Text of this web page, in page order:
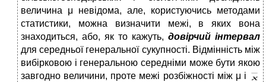
величина μ невідома, але, користуючись методами
статистики, можна визначити межі, в яких вона
знаходиться, або, як то кажуть, довірчий інтервал
для середньої генеральної сукупності. Відмінність між
вибірковою і генеральною середніми може бути якою
завгодно величини, проте межі розбіжності між μ і